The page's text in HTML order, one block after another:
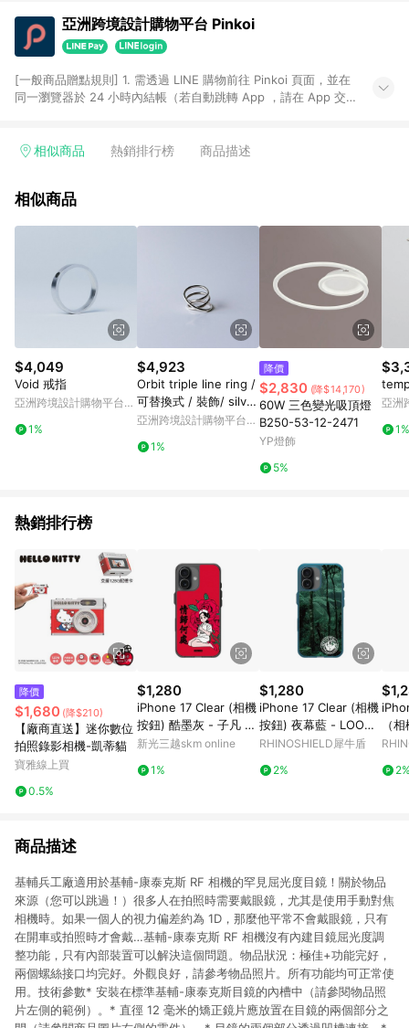
亞洲跨境設計購物平台 Pinkoi
[一般商品贈點規則] 1. 需透過 LINE 購物前往 Pinkoi 頁面，並在
同一瀏覽器於 24 小時內結帳（若自動跳轉 App ，請在 App 交
回饋訂單不得享有 Pinkoi 站方優惠，例如首購優惠，P coins，
行為，不具贈點資格，部分退款不在此限。 6. APP 請更新至
顏色、價位、贈品如與 Pinkoi 商品資訊頁及購物車不符，以
Pinkoi 購物商品資訊頁及購物車標示為準。 10. 點數紅包使用規
則請以點數紅包活動說明為準。 11. 若於 LINE 購物前往 Pinkoi
頁面後才首次下載 Pinkoi APP 並完成訂單，不符合導購資格；承
上，首次下載 Pinkoi APP 後，需透過 LINE 購物前往 Pinkoi 頁
面，方享導購資格。
相似商品 熱銷排行榜 商品描述
相似商品
$4,049
Void 戒指
亞洲跨境設計購物平台
1%
$4,923
Orbit triple line ring /
可替換式 / 裝飾/ silver
925/ S 行星 行星 軌道
亞洲跨境設計購物平台
1%
降價
$2,830 (降$14,170)
60W 三色變光吸頂燈
B250-53-12-2471
YP燈飾
5%
亞洲
1%
熱銷排行榜
降價
$1,680 (降$210)
【廠商直送】迷你數位
拍照錄影相機-凱蒂貓
寶雅線上買
0.5%
$1,280
iPhone 17 Clear (相機
按鈕) 酷墨灰 - 子凡 Zz
ifan_z - 情歸何處
新光三越skm online
1%
$1,280
iPhone 17 Clear (相機
按鈕) 夜幕藍 - LOO
K！多看我一眼 LOOK!
on - 大自然的傑作（亞
RHINOSHIELD犀牛盾
2%
（
迪
商品描述
基輔兵工廠適用於基輔-康泰克斯 RF 相機的罕見屈光度目鏡！關於物品
來源（您可以跳過！）很多人在拍照時需要戴眼鏡，尤其是使用手動對焦
相機時。如果一個人的視力偏差約為 1D，那麼他平常不會戴眼鏡，只有
在開車或拍照時才會戴…基輔-康泰克斯 RF 相機沒有內建目鏡屈光度調
整功能，只有內部裝置可以解決這個問題。物品狀況：極佳+功能完好，
兩個螺絲接口均完好。外觀良好，請參考物品照片。所有功能均可正常使
用。技術參數* 安裝在標準基輔-康泰克斯目鏡的內槽中（請參閱物品照
片左側的範例）。* 直徑 12 毫米的矯正鏡片應放置在目鏡的兩個部分之